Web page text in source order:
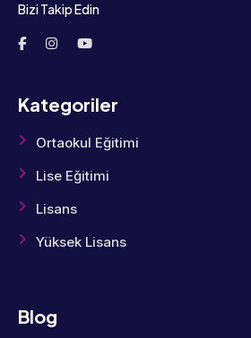
Bizi Takip Edin
Kategoriler
Ortaokul Eğitimi
Lise Eğitimi
Lisans
Yüksek Lisans
Blog